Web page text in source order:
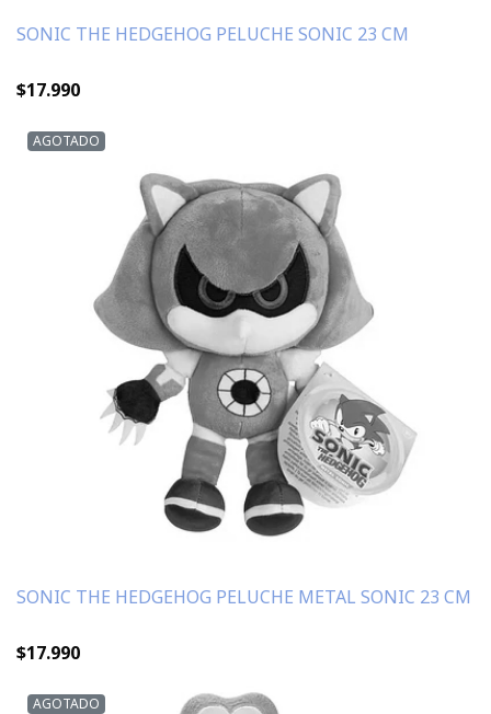
SONIC THE HEDGEHOG PELUCHE SONIC 23 CM
$17.990
AGOTADO
SONIC THE HEDGEHOG PELUCHE METAL SONIC 23 CM
$17.990
AGOTADO